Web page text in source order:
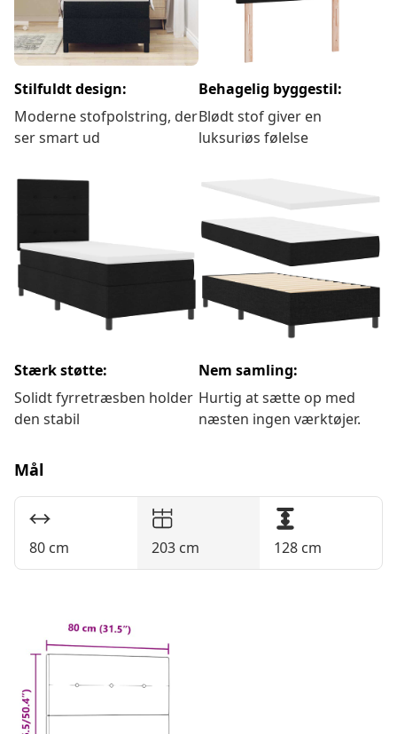
Stilfuldt design:
Moderne stofpolstring, der
ser smart ud
Behagelig byggestil:
Blødt stof giver en
luksuriøs følelse
Stærk støtte:
Solidt fyrretræsben holder
den stabil
Nem samling:
Hurtig at sætte op med
næsten ingen værktøjer.
Mål
80 cm 203 cm 128 cm